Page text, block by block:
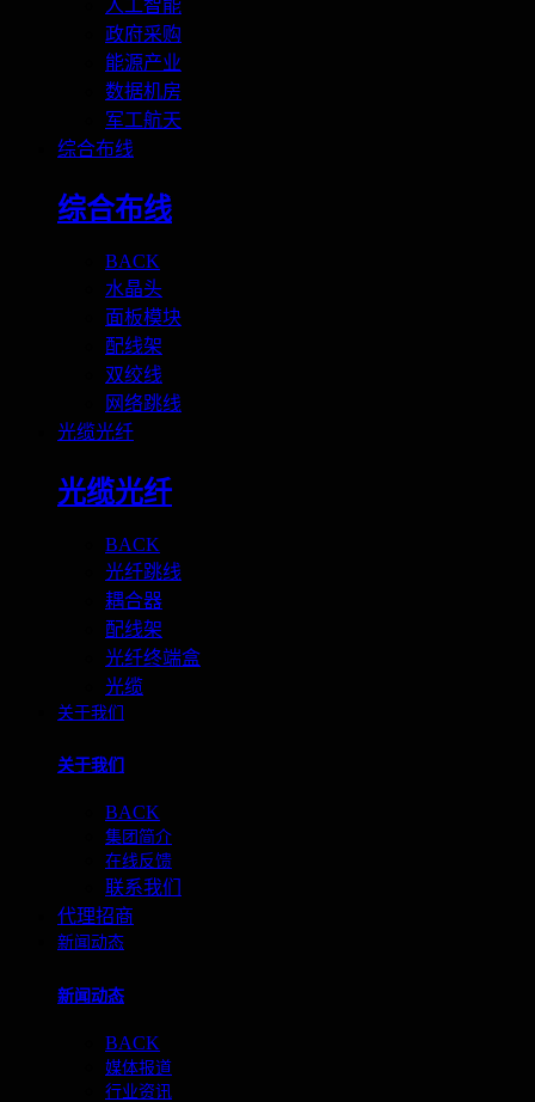
人工智能
政府采购
能源产业
数据机房
军工航天
综合布线
综合布线
BACK
水晶头
面板模块
配线架
双绞线
网络跳线
光缆光纤
光缆光纤
BACK
光纤跳线
耦合器
配线架
光纤终端盒
光缆
关于我们
关于我们
BACK
集团简介
在线反馈
联系我们
代理招商
新闻动态
新闻动态
BACK
媒体报道
行业资讯